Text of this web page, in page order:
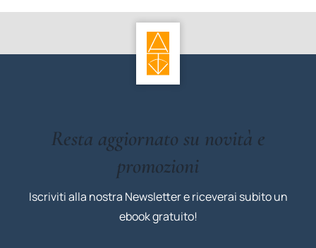
Resta aggiornato su novità e
promozioni
Iscriviti alla nostra Newsletter e riceverai subito un
ebook gratuito!